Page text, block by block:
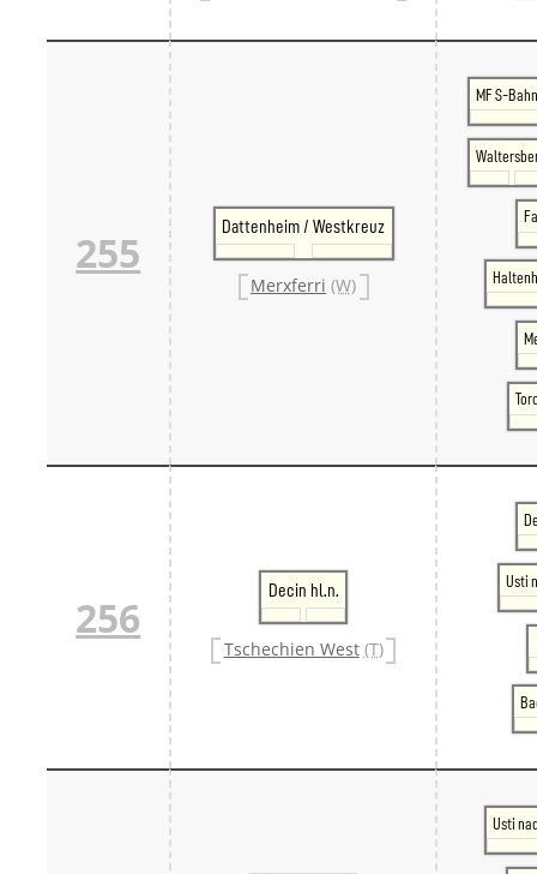
255
Dattenheim / Westkreuz
Merxferri (W)
MF S-
256
Decin hl.n.
Tschechien West (T)
Usti
Usti